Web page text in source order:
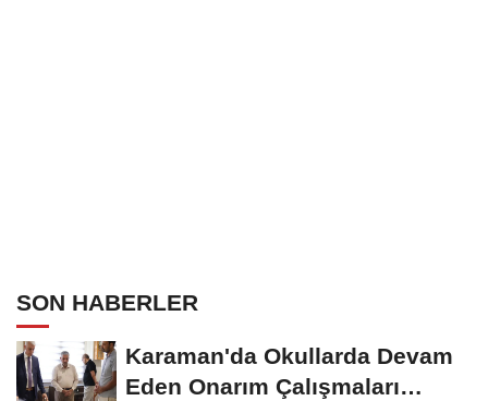
SON HABERLER
Karaman'da Okullarda Devam
Eden Onarım Çalışmaları